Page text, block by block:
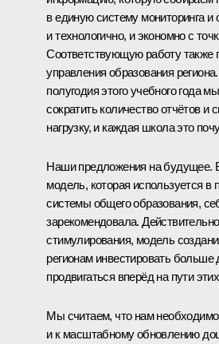
в единую систему мониторинга
и технологично, и экономно с
Соответствующую работу также
управления образования
полугодия этого учебного года
сократить количество отчётов и
нагрузку, и каждая школа это
Наши предложения на будущее.
модель, которая используется в
системы общего образования,
зарекомендовала.
стимулирования, модель
регионам инвестировать больше
продвигаться вперёд на пути
Мы считаем, что нам
и к масштабному обновлению